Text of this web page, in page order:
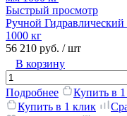
Быстрый просмотр
Ручной
1000 кг
56 210 руб. / шт
В корзину
Подробнее
Купить в
Купить в 1 клик